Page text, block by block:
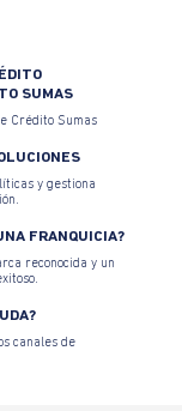
SUMAS
Crédito Sumas
y gestiona
FRANQUICIA?
reconocida y un
canales de